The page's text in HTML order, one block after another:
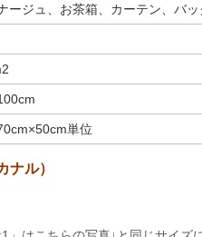
ージュ、お茶箱、カーテン、バ
単位
ル）